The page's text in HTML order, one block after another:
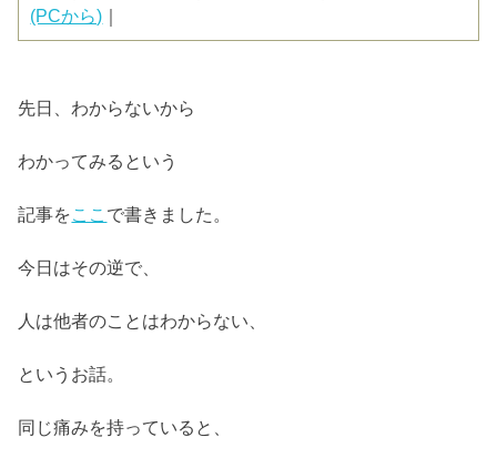
(PCから) ｜
先日、わからないから
わかってみるという
記事をここ で書きました。
今日はその逆で、
人は他者のことはわからない、
というお話。
同じ痛みを持っていると、